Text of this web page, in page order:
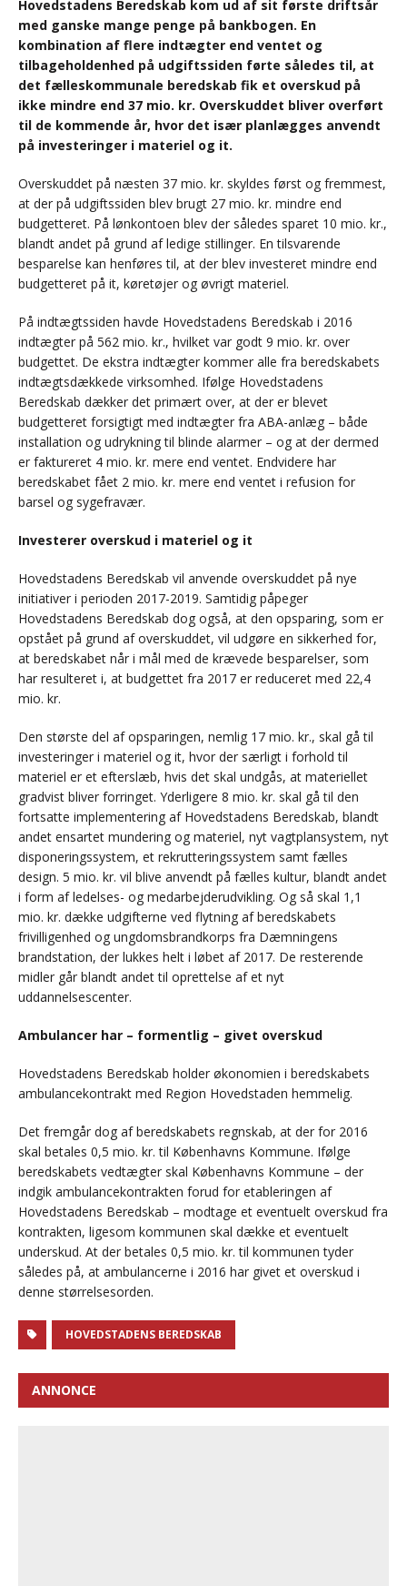
Hovedstadens Beredskab kom ud af sit første driftsår
med ganske mange penge på bankbogen. En
kombination af flere indtægter end ventet og
tilbageholdenhed på udgiftssiden førte således til, at
det fælleskommunale beredskab fik et overskud på
ikke mindre end 37 mio. kr. Overskuddet bliver overført
til de kommende år, hvor det især planlægges anvendt
på investeringer i materiel og it.
Overskuddet på næsten 37 mio. kr. skyldes først og fremmest,
at der på udgiftssiden blev brugt 27 mio. kr. mindre end
budgetteret. På lønkontoen blev der således sparet 10 mio. kr.,
blandt andet på grund af ledige stillinger. En tilsvarende
besparelse kan henføres til, at der blev investeret mindre end
budgetteret på it, køretøjer og øvrigt materiel.
På indtægtssiden havde Hovedstadens Beredskab i 2016
indtægter på 562 mio. kr., hvilket var godt 9 mio. kr. over
budgettet. De ekstra indtægter kommer alle fra beredskabets
indtægtsdækkede virksomhed. Ifølge Hovedstadens
Beredskab dækker det primært over, at der er blevet
budgetteret forsigtigt med indtægter fra ABA-anlæg – både
installation og udrykning til blinde alarmer – og at der dermed
er faktureret 4 mio. kr. mere end ventet. Endvidere har
beredskabet fået 2 mio. kr. mere end ventet i refusion for
barsel og sygefravær.
Investerer overskud i materiel og it
Hovedstadens Beredskab vil anvende overskuddet på nye
initiativer i perioden 2017-2019. Samtidig påpeger
Hovedstadens Beredskab dog også, at den opsparing, som er
opstået på grund af overskuddet, vil udgøre en sikkerhed for,
at beredskabet når i mål med de krævede besparelser, som
har resulteret i, at budgettet fra 2017 er reduceret med 22,4
mio. kr.
Den største del af opsparingen, nemlig 17 mio. kr., skal gå til
investeringer i materiel og it, hvor der særligt i forhold til
materiel er et efterslæb, hvis det skal undgås, at materiellet
gradvist bliver forringet. Yderligere 8 mio. kr. skal gå til den
fortsatte implementering af Hovedstadens Beredskab, blandt
andet ensartet mundering og materiel, nyt vagtplansystem, nyt
disponeringssystem, et rekrutteringssystem samt fælles
design. 5 mio. kr. vil blive anvendt på fælles kultur, blandt andet
i form af ledelses- og medarbejderudvikling. Og så skal 1,1
mio. kr. dække udgifterne ved flytning af beredskabets
frivilligenhed og ungdomsbrandkorps fra Dæmningens
brandstation, der lukkes helt i løbet af 2017. De resterende
midler går blandt andet til oprettelse af et nyt
uddannelsescenter.
Ambulancer har – formentlig – givet overskud
Hovedstadens Beredskab holder økonomien i beredskabets
ambulancekontrakt med Region Hovedstaden hemmelig.
Det fremgår dog af beredskabets regnskab, at der for 2016
skal betales 0,5 mio. kr. til Københavns Kommune. Ifølge
beredskabets vedtægter skal Københavns Kommune – der
indgik ambulancekontrakten forud for etableringen af
Hovedstadens Beredskab – modtage et eventuelt overskud fra
kontrakten, ligesom kommunen skal dække et eventuelt
underskud. At der betales 0,5 mio. kr. til kommunen tyder
således på, at ambulancerne i 2016 har givet et overskud i
denne størrelsesorden.
HOVEDSTADENS BEREDSKAB
ANNONCE